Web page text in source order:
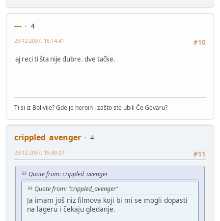
---
4
#10
23-12-2007, 15:14:41
aj reci ti šta nije đubre. dve tačke.
Ti si iz Bolivije? Gde je heroin i zašto ste ubili Če Gevaru?
crippled_avenger
4
#11
23-12-2007, 15:49:07
Quote from: crippled_avenger
Quote from: "crippled_avenger"
Ja imam još niz filmova koji bi mi se mogli dopasti
na lageru i čekaju gledanje.